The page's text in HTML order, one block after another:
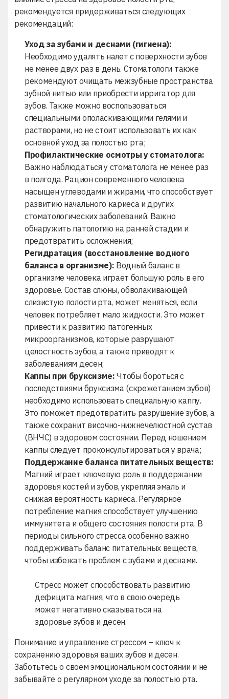
рекомендуется придерживаться следующих
рекомендаций:
Уход за зубами и деснами (гигиена):
Необходимо удалять налет с поверхности зубов
не менее двух раз в день. Стоматологи также
рекомендуют очищать межзубные пространства
зубной нитью или приобрести ирригатор для
зубов. Также можно воспользоваться
специальными ополаскивающими гелями и
растворами, но не стоит использовать их как
основной уход за полостью рта;
Профилактические осмотры у стоматолога:
Важно наблюдаться у стоматолога не менее раз
в полгода. Рацион современного человека
насыщен углеводами и жирами, что способствует
развитию начального кариеса и других
стоматологических заболеваний. Важно
обнаружить патологию на ранней стадии и
предотвратить осложнения;
Регидратация (восстановление водного
баланса в организме): Водный баланс в
организме человека играет большую роль в его
здоровье. Состав слюны, обволакивающей
слизистую полости рта, может меняться, если
человек потребляет мало жидкости. Это может
привести к развитию патогенных
микроорганизмов, которые разрушают
целостность зубов, а также приводят к
заболеваниям десен;
Каппы при бруксизме:Чтобы бороться с
последствиями бруксизма (скрежетанием зубов)
необходимо использовать специальную каппу.
Это поможет предотвратить разрушение зубов, а
также сохранит височно-нижнечелюстной сустав
(ВНЧС) в здоровом состоянии. Перед ношением
каппы следует проконсультироваться у врача;
Поддержание баланса питательных веществ:
Магний играет ключевую роль в поддержании
здоровья костей и зубов, укрепляя эмаль и
снижая вероятность кариеса. Регулярное
потребление магния способствует улучшению
иммунитета и общего состояния полости рта. В
периоды сильного стресса особенно важно
поддерживать баланс питательных веществ,
чтобы избежать проблем с зубами и деснами.
Стресс может способствовать развитию
дефицита магния, что в свою очередь
может негативно сказываться на
здоровье зубов и десен.
Понимание и управление стрессом – ключ к
сохранению здоровья ваших зубов и десен.
Заботьтесь о своем эмоциональном состоянии и не
забывайте о регулярном уходе за полостью рта.